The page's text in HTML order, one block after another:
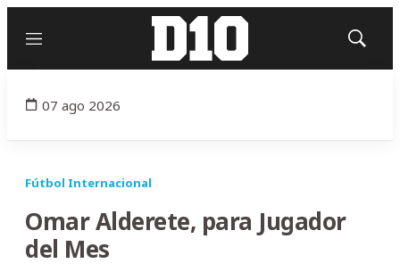
Menú
Mostrar
07 ago 2026
Fútbol Internacional
Omar Alderete, para Jugador
del Mes